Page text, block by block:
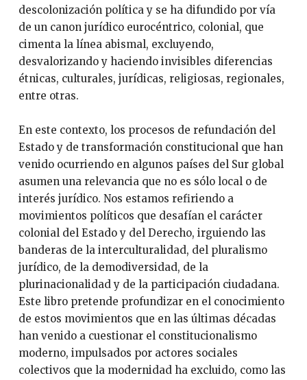
descolonización política y se ha difundido por vía
de un canon jurídico eurocéntrico, colonial, que
cimenta la línea abismal, excluyendo,
desvalorizando y haciendo invisibles diferencias
étnicas, culturales, jurídicas, religiosas, regionales,
entre otras.
En este contexto, los procesos de refundación del
Estado y de transformación constitucional que han
venido ocurriendo en algunos países del Sur global
asumen una relevancia que no es sólo local o de
interés jurídico. Nos estamos refiriendo a
movimientos políticos que desafían el carácter
colonial del Estado y del Derecho, irguiendo las
banderas de la interculturalidad, del pluralismo
jurídico, de la demodiversidad, de la
plurinacionalidad y de la participación ciudadana.
Este libro pretende profundizar en el conocimiento
de estos movimientos que en las últimas décadas
han venido a cuestionar el constitucionalismo
moderno, impulsados por actores sociales
colectivos que la modernidad ha excluido, como las